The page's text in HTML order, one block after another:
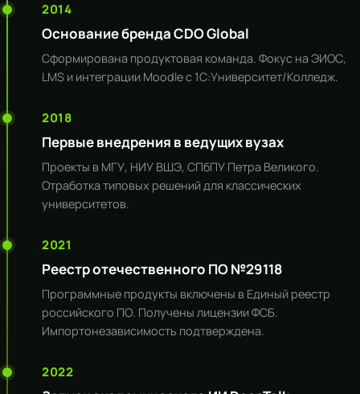
2014
Основание бренда CDO Global
Сформирована продуктовая команда. Фокус на ЭИОС,
LMS и интеграции Moodle с 1С:Университет/Колледж.
2018
Первые внедрения в ведущих вузах
Проекты в МГУ, НИУ ВШЭ, СПбПУ Петра Великого.
Отработка типовых решений для классических
университетов.
2021
Реестр отечественного ПО №29118
Программные продукты включены в Единый реестр
российского ПО. Получены лицензии ФСБ.
Импортонезависимость подтверждена.
2022